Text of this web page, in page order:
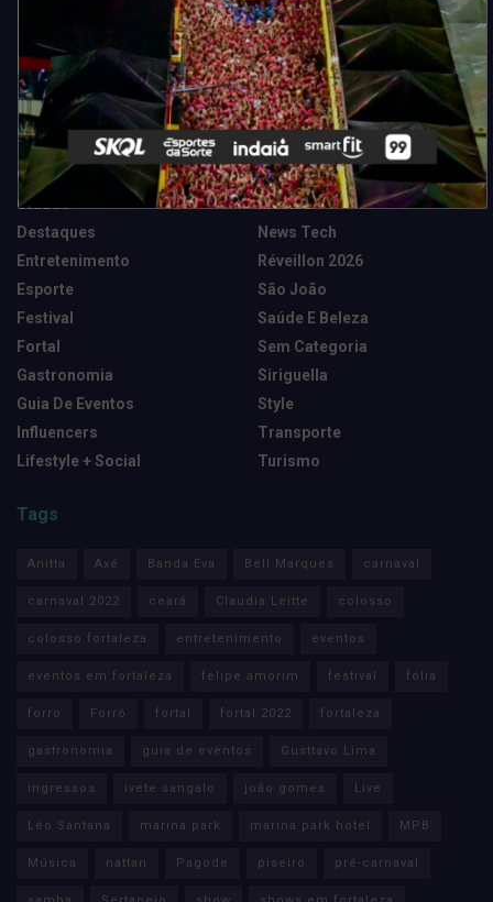
Categorias
Camarote Vip Junino
Cidade
Destaques
Entretenimento
Esporte
Festival
Fortal
Gastronomia
Guia De Eventos
Influencers
Lifestyle + Social
Marketing E Negócios
Música
News Tech
Réveillon 2026
São João
Saúde E Beleza
Sem Categoria
Siriguella
Style
Transporte
Turismo
Tags
Anitta Axé Banda Eva Bell Marques carnaval
carnaval 2022 ceará Claudia Leitte colosso
colosso fortaleza entretenimento eventos
eventos em fortaleza felipe amorim festival folia
forro Forró fortal fortal 2022 fortaleza
gastronomia guia de eventos Gusttavo Lima
ingressos ivete sangalo joão gomes Live
Léo Santana marina park marina park hotel MPB
Música nattan Pagode piseiro pré-carnaval